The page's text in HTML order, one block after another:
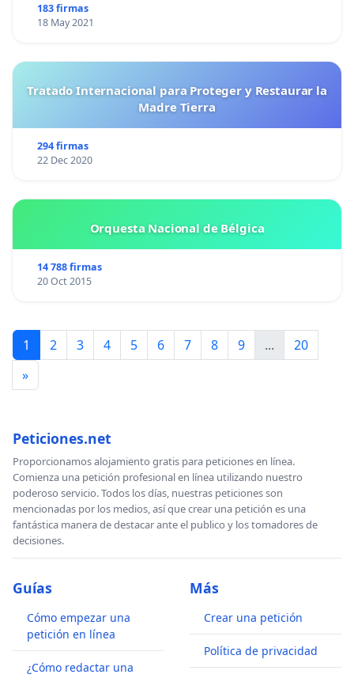
183 firmas
18 May 2021
Tratado Internacional para Proteger y Restaurar la
Madre Tierra
294 firmas
22 Dec 2020
Orquesta Nacional de Bélgica
14 788 firmas
20 Oct 2015
1 2 3 4 5 6 7 8 9 ...
20
»
Peticiones.net
Proporcionamos alojamiento gratis para peticiones en línea.
Comienza una petición profesional en línea utilizando nuestro
poderoso servicio. Todos los días, nuestras peticiones son
mencionadas por los medios, así que crear una petición es una
fantástica manera de destacar ante el publico y los tomadores de
decisiones.
Guías
Cómo empezar una
petición en línea
¿Cómo redactar una
Más
Crear una petición
Política de privacidad